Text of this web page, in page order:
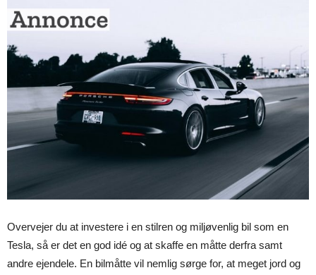
Overvejer du at investere i en stilren og miljøvenlig bil som en
Tesla, så er det en god idé og at skaffe en måtte derfra samt
andre ejendele. En bilmåtte vil nemlig sørge for, at meget jord og